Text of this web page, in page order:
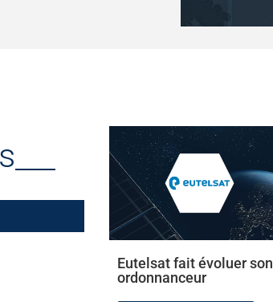
Eutelsat fait évoluer son
ordonnanceur